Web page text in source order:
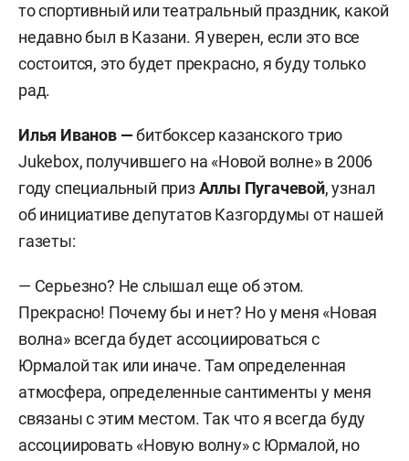
то спортивный или театральный праздник, какой
недавно был в Казани. Я уверен, если это все
состоится, это будет прекрасно, я буду только
рад.
Илья Иванов —битбоксер казанского трио
Jukebox, получившего на «Новой волне» в 2006
году специальный призАллы Пугачевой, узнал
об инициативе депутатов Казгордумы от нашей
газеты:
— Серьезно? Не слышал еще об этом.
Прекрасно! Почему бы и нет? Но у меня «Новая
волна» всегда будет ассоциироваться с
Юрмалой так или иначе. Там определенная
атмосфера, определенные сантименты у меня
связаны с этим местом. Так что я всегда буду
ассоциировать «Новую волну» с Юрмалой, но